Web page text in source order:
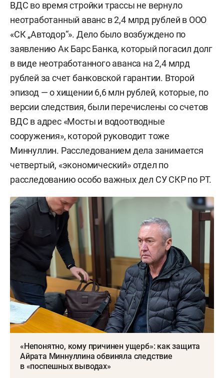
ВДС во время стройки трассы не вернуло
неотработанный аванс в 2,4 млрд рублей в ООО
«СК „Автодор“». Дело было возбуждено по
заявлению Ак Барс Банка, который погасил долг
в виде неотработанного аванса на 2,4 млрд
рублей за счет банковской гарантии. Второй
эпизод — о хищении 6,6 млн рублей, которые, по
версии следствия, были перечислены со счетов
ВДС в адрес «Мосты и водоотводные
сооружения», которой руководит тоже
Миннуллин. Расследованием дела занимается
четвертый, «экономический» отдел по
расследованию особо важных дел СУ СКР по РТ.
«Непонятно, кому причинен ущерб»: как защита
Айрата Миннуллина обвиняла следствие
в «поспешных выводах»